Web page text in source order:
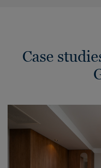
Case